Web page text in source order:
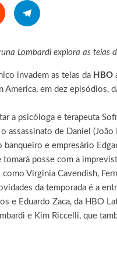
Lombardi explora as teias
invadem as telas da HBO
America, em dez episódios,
a psicóloga e terapeuta
assassinato de Daniel
e empresário
posse com a
Virginia Cavendish,
da temporada é a
e Eduardo Zaca, da HBO
e Kim Riccelli, que